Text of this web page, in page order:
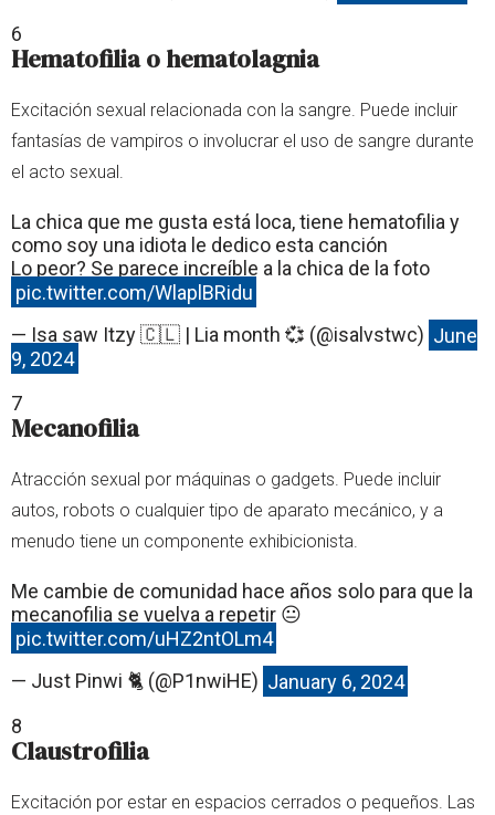
6
Hematofilia o hematolagnia
Excitación sexual relacionada con la sangre. Puede incluir
fantasías de vampiros o involucrar el uso de sangre durante
el acto sexual.
La chica que me gusta está loca, tiene hematofilia y
como soy una idiota le dedico esta canción
Lo peor? Se parece increíble a la chica de la foto
pic.twitter.com/WlaplBRidu
— Isa saw Itzy 🇨🇱 | Lia month 💞 (@isalvstwc) June
9, 2024
7
Mecanofilia
Atracción sexual por máquinas o gadgets. Puede incluir
autos, robots o cualquier tipo de aparato mecánico, y a
menudo tiene un componente exhibicionista.
Me cambie de comunidad hace años solo para que la
mecanofilia se vuelva a repetir 😐
pic.twitter.com/uHZ2ntOLm4
— Just Pinwi 🐈 (@P1nwiHE) January 6, 2024
8
Claustrofilia
Excitación por estar en espacios cerrados o pequeños. Las